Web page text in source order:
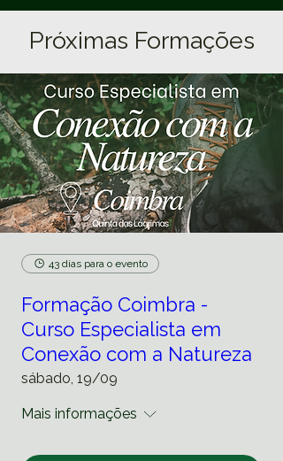
Próximas Formações
43 dias para o evento
Formação Coimbra -
Curso Especialista em
Conexão com a Natureza
sábado, 19/09
Mais informações